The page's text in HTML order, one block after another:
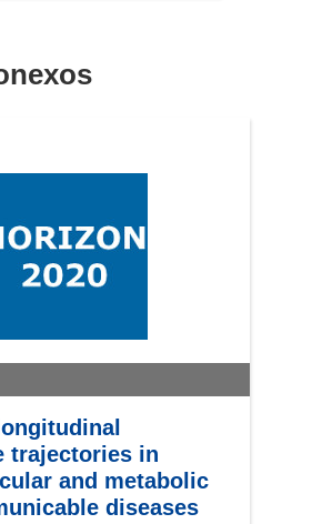
trajectories in
and metabolic
diseases